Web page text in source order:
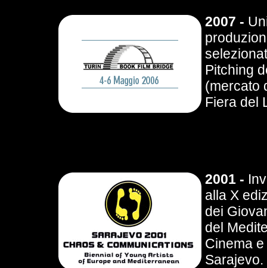
2007 -
Pitching
(mercato
Fiera del
2001 -
alla X
dei
del
Cinema
Sarajevo.